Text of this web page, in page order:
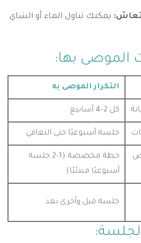
يمكنك تناول الماء أو الشاي
الموصى بها:
التكرار الموصى به
كل 2–4 أسابيع
جلسة أسبوعيًا حتى التعافي
خطة مخصصة (1–2 جلسة
أسبوعيًا مبدئيًا)
جلسة قبل وأخرى بعد